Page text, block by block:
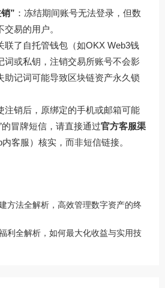
” ：冻结期间账号无法登录，但数
易的用户。
联了自托管钱包（如OKX Web3钱
词或私钥，注销交易所账号不会影
助记词可能导致区块链资产永久锁
注销后，原绑定的手机或邮箱可能
的冒牌短信，请直接通过官方客服渠
内客服）核实，而非短信链接。
方法全解析，高效管理数字资产的终
利全解析，如何最大化收益与实用技